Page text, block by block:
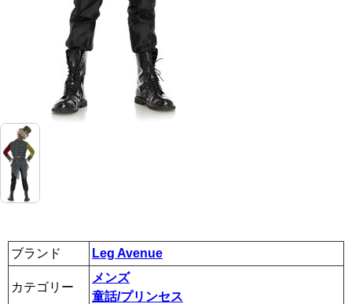
ブランド Leg Avenue
カテゴリー
メンズ
童話/プリンセス